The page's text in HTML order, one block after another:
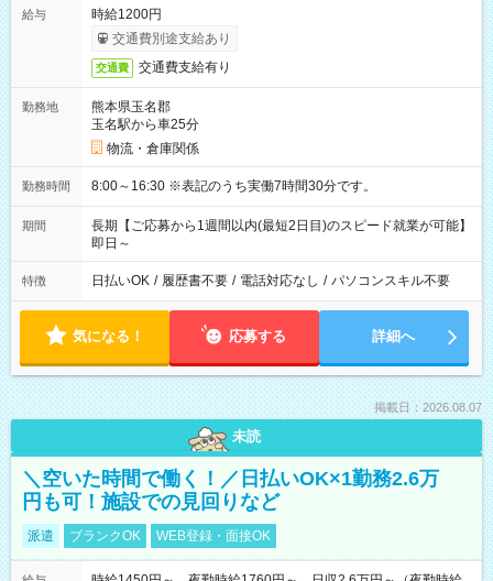
給与
時給1200円
交通費別途支給あり
交通費 交通費支給有り
勤務地
熊本県玉名郡
玉名駅から車25分
物流・倉庫関係
勤務時間 8:00～16:30 ※表記のうち実働7時間30分です。
期間
長期【ご応募から1週間以内(最短2日目)のスピード就業が可能】
即日～
特徴 日払いOK / 履歴書不要 / 電話対応なし / パソコンスキル不要
気になる！ 応募する 詳細へ
掲載日：2026.08.07
未読
＼空いた時間で働く！／日払いOK×1勤務2.6万
円も可！施設での見回りなど
派遣 ブランクOK WEB登録・面接OK